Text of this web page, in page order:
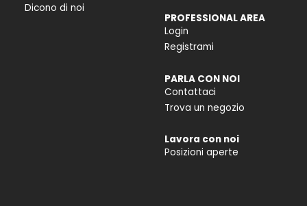
Dicono di noi
PROFESSIONAL AREA
Login
Registrami
PARLA CON NOI
Contattaci
Trova un negozio
Lavora con noi
Posizioni aperte